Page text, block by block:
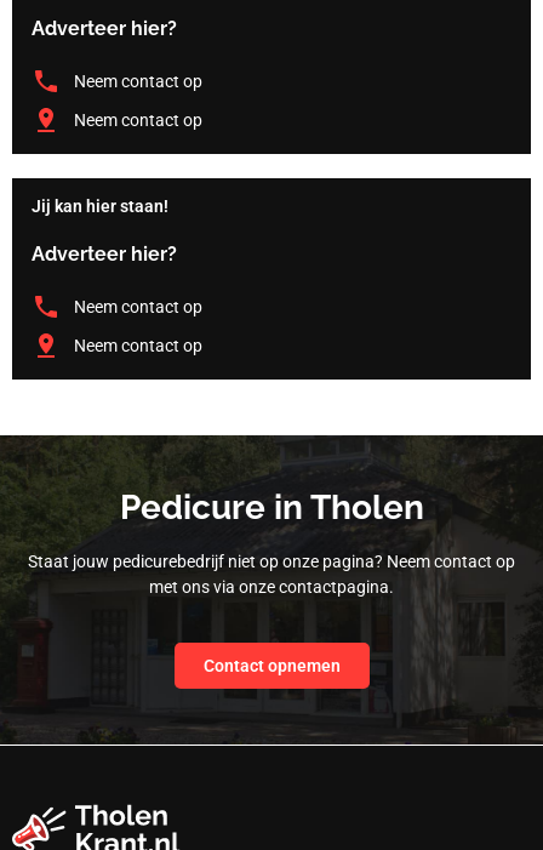
Adverteer hier?
Neem contact op
Neem contact op
Jij kan hier staan!
Adverteer hier?
Neem contact op
Neem contact op
Pedicure in Tholen
Staat jouw pedicurebedrijf niet op onze pagina? Neem contact op
met ons via onze contactpagina.
Contact opnemen